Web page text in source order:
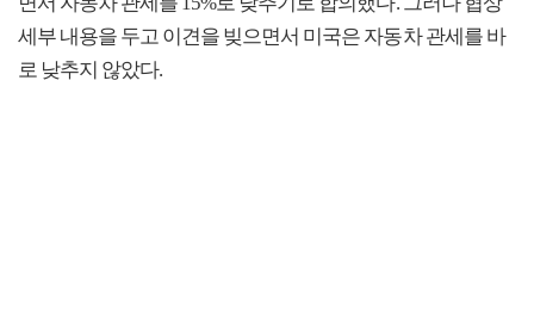
세부 내용을 두고 이견을 빚으면서 미국은 자동차 관세를 바
로 낮추지 않았다.